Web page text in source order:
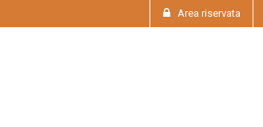
Area riservata